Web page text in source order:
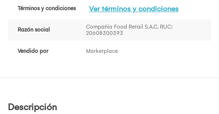
Términos y condiciones Ver términos y condiciones
Razón social
Compañía Food Retail S.A.C. RUC:
20608300393
Vendido por Marketplace
Descripción